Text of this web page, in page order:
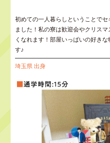
初めての一人暮らしということで
ました！私の寮は歓迎会やクリス
くなれます！部屋いっぱいの好き
す♪
埼玉県 出身